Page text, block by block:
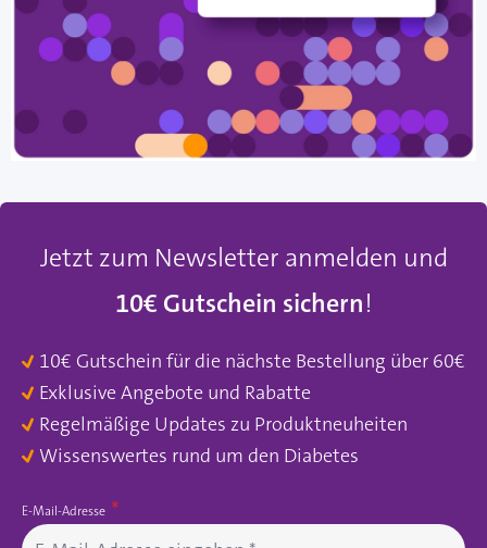
Jetzt zum Newsletter anmelden und
10€ Gutschein sichern!
10€ Gutschein für die nächste Bestellung über 60€
Exklusive Angebote und Rabatte
Regelmäßige Updates zu Produktneuheiten
Wissenswertes rund um den Diabetes
E-Mail-Adresse